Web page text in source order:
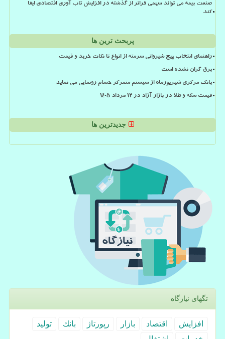
صنعت بیمه می تواند سهمی فراتر از گذشته در افزایش تاب آوری اقتصادی ایفا
کند
پربحث ترین ها
راهنمای انتخاب پیچ شیروانی سرمته از انواع تا نکات خرید و قیمت
برق گران نشده است
بانک مرکزی شهریورماه از سیستم متمرکز حسام رونمایی می نماید
قیمت سکه و طلا در بازار آزاد در ۱۲ مرداد ۱۴۰۵
جدیدترین ها
تگهای نیازگاه
افزایش اقتصاد بازار رپورتاژ بانك
تولید